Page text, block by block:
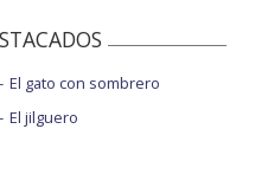
El gato con sombrero
El jilguero